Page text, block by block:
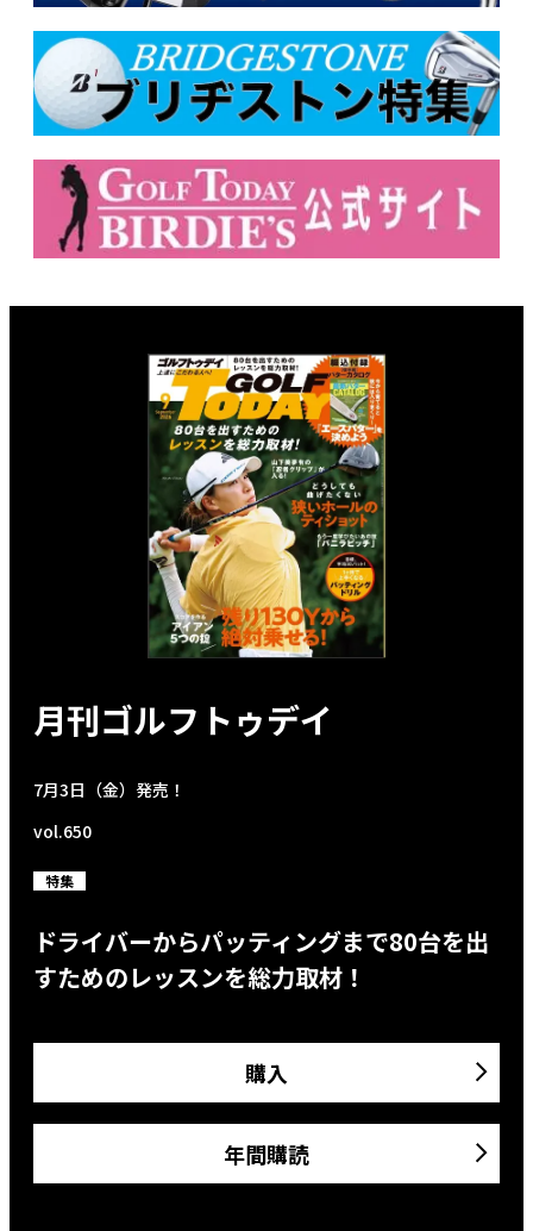
月刊ゴルフトゥデイ
7月3日（金）発売！
vol.650
特集
ドライバーからパッティングまで80台を出
すためのレッスンを総力取材！
購入
年間購読